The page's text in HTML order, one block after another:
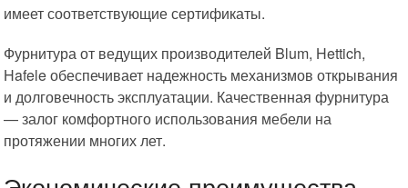
имеет соответствующие сертификаты.
Фурнитура от ведущих производителей Blum, Hettich,
Hafele обеспечивает надежность механизмов открывания
и долговечность эксплуатации. Качественная фурнитура
— залог комфортного использования мебели на
протяжении многих лет.